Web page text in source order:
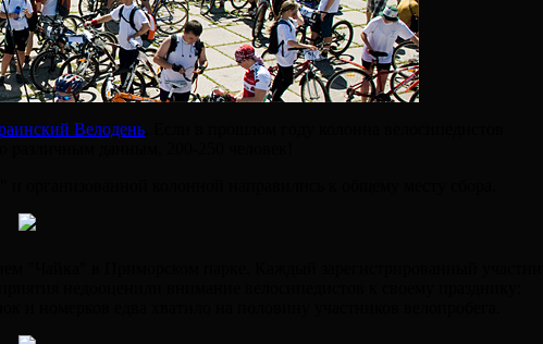
Велодень
различным данным, 200-250 человек!
организованной колонной направились к общему месту сбора.
"Чайка" в Приморском парке. Каждый зарегистрированный участник
недооценили внимание велосипедистов к своему празднику:
номерков едва хватило на половину участников велопробега.